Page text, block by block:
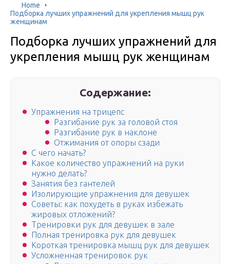
Home
Подборка лучших упражнений для укрепления мышц рук
женщинам
Подборка лучших упражнений для
укрепления мышц рук женщинам
Содержание:
Упражнения на трицепс
Разгибание рук за головой стоя
Разгибание рук в наклоне
Отжимания от опоры сзади
С чего начать?
Какое количество упражнений на руки
нужно делать?
Занятия без гантелей
Изолирующие упражнения для девушек
Советы: как похудеть в руках избежать
жировых отложений?
Тренировки рук для девушек в зале
Полная тренировка рук для девушек
Короткая тренировка мышц рук для девушек
Усложненная тренировок рук